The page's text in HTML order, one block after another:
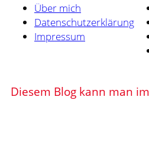
Über mich
Datenschutzerklärung
Impressum
Diesem Blog kann man